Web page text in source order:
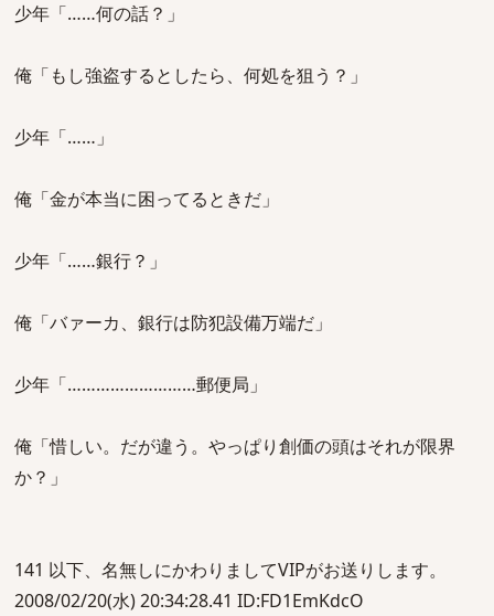
少年「……何の話？」
俺「もし強盗するとしたら、何処を狙う？」
少年「……」
俺「金が本当に困ってるときだ」
少年「……銀行？」
俺「バァーカ、銀行は防犯設備万端だ」
少年「………………………郵便局」
俺「惜しい。だが違う。やっぱり創価の頭はそれが限界
か？」
141 以下、名無しにかわりましてVIPがお送りします。
2008/02/20(水) 20:34:28.41 ID:FD1EmKdcO